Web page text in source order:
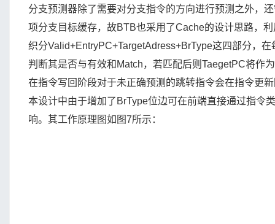
分支预测器除了需要对分支指令的方向进行预测之外，
项分支目标缓存，故BTB也采用了Cache的设计思路，
织分Valid+EntryPC+TargetAdress+BrType这四部分，
判断其是否与有效和Match，若匹配后则TaegetPC将作
在指令写回阶段对于未正确预测的跳转指令会在指令更
本设计中由于增加了BrType位边可在前端直接通过指令
响。其工作原理图如图7所示：